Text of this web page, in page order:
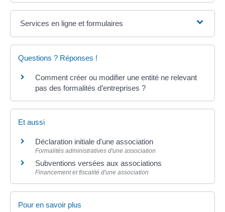
Services en ligne et formulaires
Questions ? Réponses !
Comment créer ou modifier une entité ne relevant
pas des formalités d’entreprises ?
Et aussi
Déclaration initiale d'une association
Formalités administratives d'une association
Subventions versées aux associations
Financement et fiscalité d'une association
Pour en savoir plus